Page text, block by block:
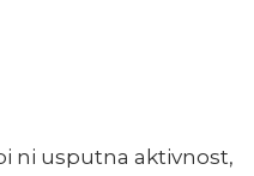
ni usputna aktivnost,